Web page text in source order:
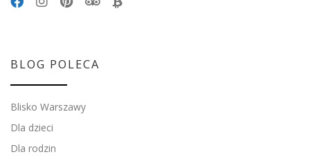
BLOG POLECA
Blisko Warszawy
Dla dzieci
Dla rodzin